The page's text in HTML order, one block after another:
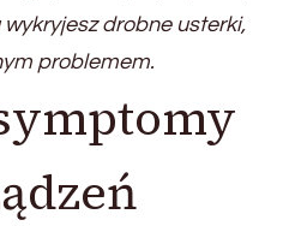
drobne usterki,
problemem.